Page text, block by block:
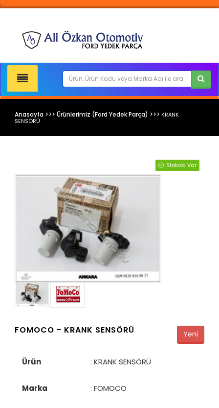
;
Anasayfa >>> Ürünlerimiz (Ford Yedek Parça) >>> KRANK
SENSÖRÜ
Stokda Var
FOMOCO - KRANK SENSÖRÜ Yeni
Ürün : KRANK SENSÖRÜ
Marka : FOMOCO